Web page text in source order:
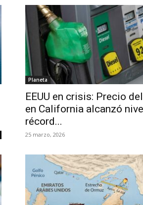
Planeta
EEUU en crisis: Precio
en California alcanzó
récord...
25 marzo, 2026